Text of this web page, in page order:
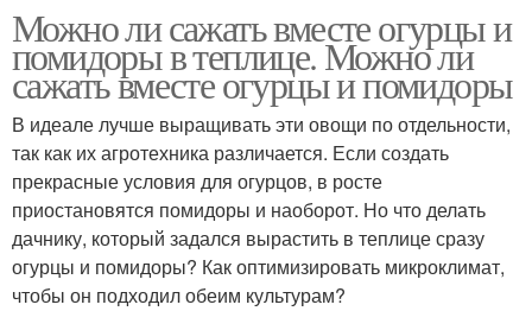
Можно ли сажать вместе огурцы и
помидоры в теплице. Можно ли
сажать вместе огурцы и помидоры
В идеале лучше выращивать эти овощи по отдельности,
так как их агротехника различается. Если создать
прекрасные условия для огурцов, в росте
приостановятся помидоры и наоборот. Но что делать
дачнику, который задался вырастить в теплице сразу
огурцы и помидоры? Как оптимизировать микроклимат,
чтобы он подходил обеим культурам?